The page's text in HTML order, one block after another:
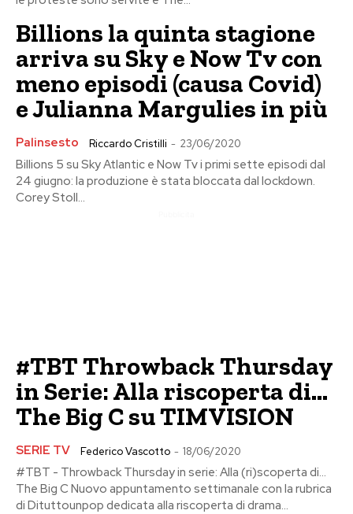
Billions la quinta stagione
arriva su Sky e Now Tv con
meno episodi (causa Covid)
e Julianna Margulies in più
Palinsesto Riccardo Cristilli - 23/06/2020
Billions 5 su Sky Atlantic e Now Tv i primi sette episodi dal
24 giugno: la produzione è stata bloccata dal lockdown.
Corey Stoll...
#TBT Throwback Thursday
in Serie: Alla riscoperta di…
The Big C su TIMVISION
SERIE TV Federico Vascotto - 18/06/2020
#TBT - Throwback Thursday in serie: Alla (ri)scoperta di...
The Big C Nuovo appuntamento settimanale con la rubrica
di Dituttounpop dedicata alla riscoperta di drama...